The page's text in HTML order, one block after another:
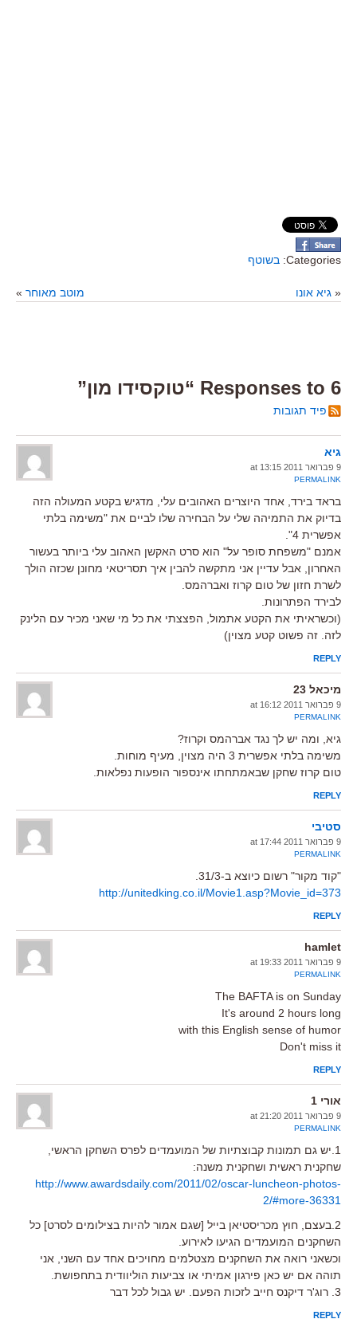
Categories: בשוטף
« גיא אונו מוטב מאוחר »
6 Responses to “טוקסידו מון”
פיד תגובות
גיא
9 פברואר 2011 at 13:15
PERMALINK
בראד בירד, אחד היוצרים האהובים עלי, מדגיש בקטע המעולה הזה
בדיוק את התמיהה שלי על הבחירה שלו לביים את "משימה בלתי
אפשרית 4".
אמנם "משפחת סופר על" הוא סרט האקשן האהוב עלי ביותר בעשור
האחרון, אבל עדיין אני מתקשה להבין איך תסריטאי מחונן שכזה הולך
לשרת חזון של טום קרוז ואברהמס.
לבירד הפתרונות.
(וכשראיתי את הקטע אתמול, הפצצתי את כל מי שאני מכיר עם הלינק
לזה. זה פשוט קטע מצוין)
REPLY
מיכאל 23
9 פברואר 2011 at 16:12
PERMALINK
גיא, ומה יש לך נגד אברהמס וקרוז?
משימה בלתי אפשרית 3 היה מצוין, מעיף מוחות.
טום קרוז שחקן שבאמתחתו אינספור הופעות נפלאות.
REPLY
סטיבי
9 פברואר 2011 at 17:44
PERMALINK
"קוד מקור" רשום כיוצא ב-31/3.
http://unitedking.co.il/Movie1.asp?Movie_id=373
REPLY
hamlet
9 פברואר 2011 at 19:33
PERMALINK
The BAFTA is on Sunday
It's around 2 hours long
with this English sense of humor
Don't miss it
REPLY
אורי 1
9 פברואר 2011 at 21:20
PERMALINK
1.יש גם תמונות קבוצתיות של המועמדים לפרס השחקן הראשי,
שחקנית ראשית ושחקנית משנה:
http://www.awardsdaily.com/2011/02/oscar-luncheon-photos-
2/#more-36331
2.בעצם, חוץ מכריסטיאן בייל [שגם אמור להיות בצילומים לסרט] כל
השחקנים המועמדים הגיעו לאירוע.
וכשאני רואה את השחקנים מצטלמים מחויכים אחד עם השני, אני
תוהה אם יש כאן פירגון אמיתי או צביעות הוליוודית בתחפושת.
3. רוג'ר דיקנס חייב לזכות הפעם. יש גבול לכל דבר
REPLY